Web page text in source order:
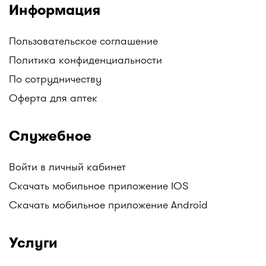
Информация
Пользовательское соглашение
Политика конфиденциальности
По сотрудничеству
Оферта для аптек
Служебное
Войти в личный кабинет
Скачать мобильное приложение IOS
Скачать мобильное приложение Android
Услуги